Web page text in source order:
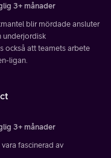
3+ månader
blir mördade ansluter
underjordisk
också att teamets arbete
ligan.
3+ månader
fascinerad av